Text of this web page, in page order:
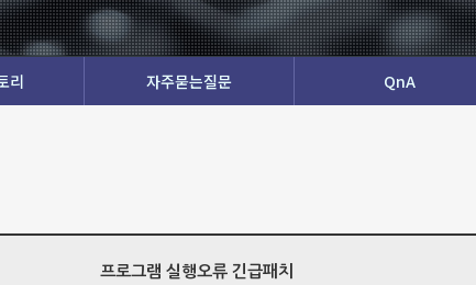
리 자주묻는질문 QnA
프로그램 실행오류 긴급패치